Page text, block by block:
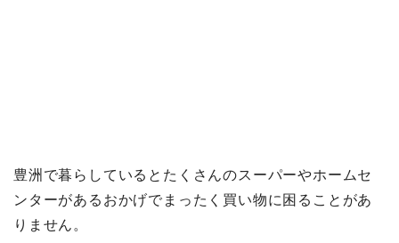
豊洲で暮らしているとたくさんのスーパーやホームセ
ンターがあるおかげでまったく買い物に困ることがあ
りません。